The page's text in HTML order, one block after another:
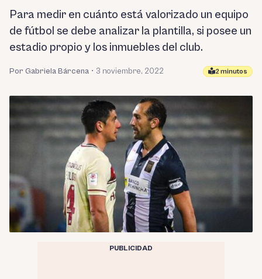
Para medir en cuánto está valorizado un equipo
de fútbol se debe analizar la plantilla, si posee un
estadio propio y los inmuebles del club.
Por Gabriela Bárcena • 3 noviembre, 2022 2 minutos
PUBLICIDAD